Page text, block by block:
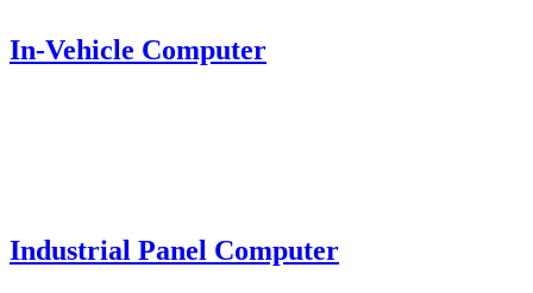
In-Vehicle Computer
Industrial Panel Computer